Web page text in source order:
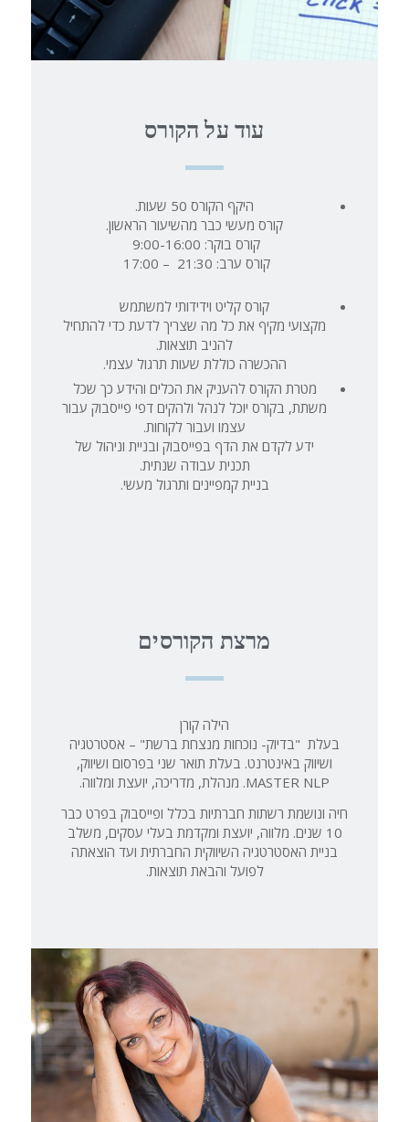
עוד על הקורס
היקף הקורס 50 שעות.
קורס מעשי כבר מהשיעור הראשון.
קורס בוקר: 9:00-16:00
קורס ערב: 21:30 – 17:00
קורס קליט וידידותי למשתמש
מקצועי מקיף את כל מה שצריך לדעת כדי להתחיל
להניב תוצאות.
ההכשרה כוללת שעות תרגול עצמי.
מטרת הקורס להעניק את הכלים והידע כך שכל
משתת, בקורס יוכל לנהל ולהקים דפי פייסבוק עבור
עצמו ועבור לקוחות.
ידע לקדם את הדף בפייסבוק ובניית וניהול של
תכנית עבודה שנתית.
בניית קמפיינים ותרגול מעשי.
מרצת הקורסים
הילה קורן
בעלת "בדיוק- נוכחות מנצחת ברשת" – אסטרטגיה
ושיווק באינטרנט. בעלת תואר שני בפרסום ושיווק,
MASTER NLP. מנהלת, מדריכה, יועצת ומלווה.
חיה ונושמת רשתות חברתיות בכלל ופייסבוק בפרט כבר
10 שנים. מלווה, יועצת ומקדמת בעלי עסקים, משלב
בניית האסטרטגיה השיווקית החברתית ועד הוצאתה
לפועל והבאת תוצאות.